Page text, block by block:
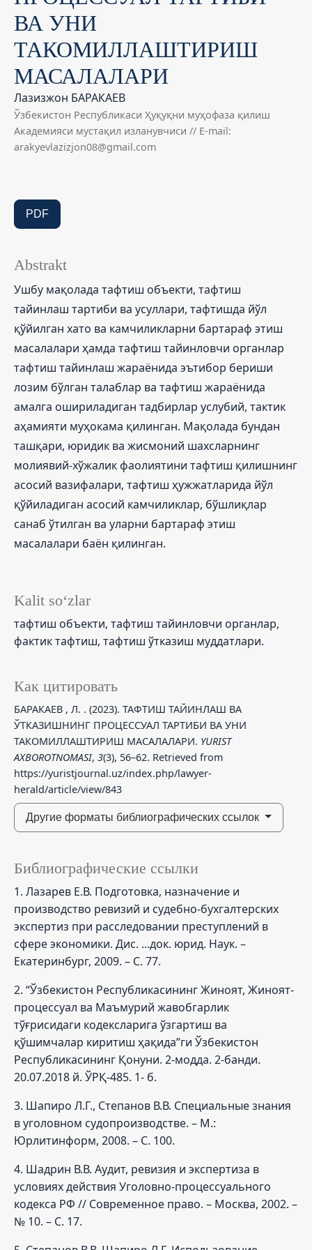
ВА УНИ
ТАКОМИЛЛАШТИРИШ
МАСАЛАЛАРИ
Лазизжон БАРАКАЕВ
Ўзбекистон Республикаси Ҳуқуқни муҳофаза қилиш
Академияси мустақил изланувчиси // E-mail:
arakyevlazizjon08@gmail.com
PDF
Kalit so‘zlar
тафтиш объекти, тафтиш тайинловчи органлар,
фактик тафтиш, тафтиш ўтказиш муддатлари.
Как цитировать
БАРАКАЕВ , Л. . (2023). ТАФТИШ ТАЙИНЛАШ ВА
ЎТКАЗИШНИНГ ПРОЦЕССУАЛ ТАРТИБИ ВА УНИ
ТАКОМИЛЛАШТИРИШ МАСАЛАЛАРИ. YURIST
AXBOROTNOMASI, 3(3), 56–62. Retrieved from
https://yuristjournal.uz/index.php/lawyer-
herald/article/view/843
Другие форматы библиографических ссылок
Abstrakt
Ушбу мақолада тафтиш объекти, тафтиш
тайинлаш тартиби ва усуллари, тафтишда йўл
қўйилган хато ва камчиликларни бартараф этиш
масалалари ҳамда тафтиш тайинловчи органлар
тафтиш тайинлаш жараёнида эътибор бериши
лозим бўлган талаблар ва тафтиш жараёнида
амалга ошириладиган тадбирлар услубий, тактик
аҳамияти муҳокама қилинган. Мақолада бундан
ташқари, юридик ва жисмоний шахсларнинг
молиявий-хўжалик фаолиятини тафтиш қилишнинг
асосий вазифалари, тафтиш ҳужжатларида йўл
қўйиладиган асосий камчиликлар, бўшлиқлар
санаб ўтилган ва уларни бартараф этиш
масалалари баён қилинган.
Библиографические ссылки
1. Лазарев Е.В. Подготовка, назначение и
производство ревизий и судебно-бухгалтерских
экспертиз при расследовании преступлений в
сфере экономики. Дис. ...док. юрид. Наук. –
Екатеринбург, 2009. – С. 77.
2. “Ўзбекистон Республикасининг Жиноят, Жиноят-
процессуал ва Маъмурий жавобгарлик
тўғрисидаги кодексларига ўзгартиш ва
қўшимчалар киритиш ҳақида”ги Ўзбекистон
Республикасининг Қонуни. 2-модда. 2-банди.
20.07.2018 й. ЎРҚ-485. 1- б.
3. Шапиро Л.Г., Степанов В.В. Специальные знания
в уголовном судопроизводстве. – М.:
Юрлитинформ, 2008. – С. 100.
4. Шадрин В.В. Аудит, ревизия и экспертиза в
условиях действия Уголовно-процессуального
кодекса РФ // Современное право. – Москва, 2002. –
№ 10. – С. 17.